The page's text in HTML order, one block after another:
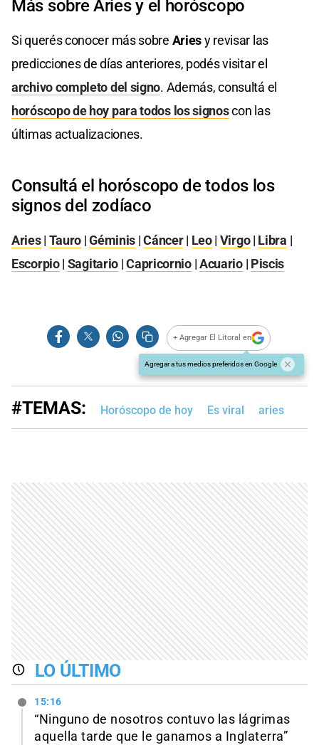
Más sobre Aries y el horóscopo
Si querés conocer más sobre Ariesy revisar las
predicciones de días anteriores, podés visitar el
archivo completo del signo. Además, consultá el
horóscopo de hoy para todos los signoscon las
últimas actualizaciones.
Consultá el horóscopo de todos los
signos del zodíaco
Aries| Tauro |Géminis |Cáncer| Leo| Virgo| Libra |
Escorpio| Sagitario |Capricornio|Acuario| Piscis
+ Agregar El Litoral en
Agregar a tus medios preferidos en Google
#TEMAS: Horóscopo de hoy Es viral aries
LO ÚLTIMO
15:16
“Ninguno de nosotros contuvo las lágrimas
aquella tarde que le ganamos a Inglaterra”